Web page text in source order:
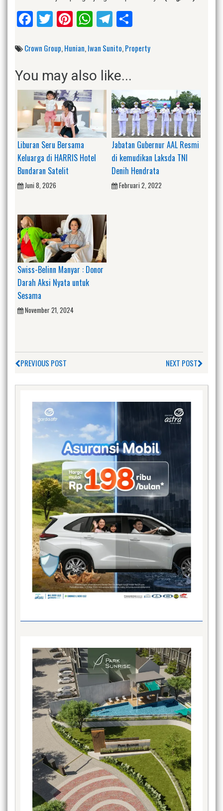
Facebook
Twitter
Pinterest
WhatsApp
Telegram
Crown Group,Hunian,Iwan Sunito,Property
You may also like...
Liburan Seru Bersama
Keluarga di HARRIS Hotel
Bundaran Satelit
Juni 8, 2026
Jabatan Gubernur AAL Resmi
di kemudikan Laksda TNI
Denih Hendrata
Februari 2, 2022
Swiss-Belinn Manyar : Donor
Darah Aksi Nyata untuk
Sesama
November 21, 2024
PREVIOUS POST NEXT POST